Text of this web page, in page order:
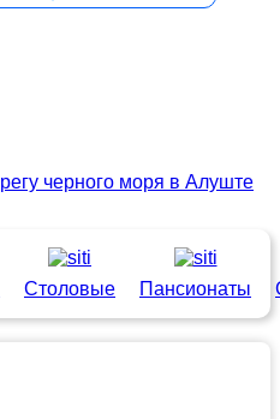
Столовые Пансионаты